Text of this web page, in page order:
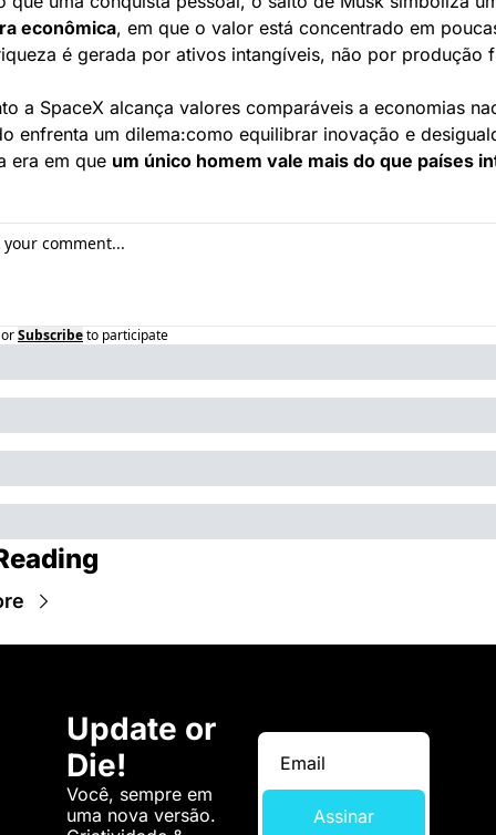
econômica, em que o valor está concentrado em
é gerada por ativos intangíveis, não por produção
a SpaceX alcança valores comparáveis a economias
enfrenta um dilema:como equilibrar inovação e
era em que um único homem vale mais do que países
orSubscribeto participate
Update or
Die!
Você, sempre em
uma nova versão.
Assinar